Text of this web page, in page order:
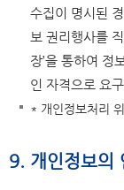
수집이 명시된
보 권리행사를
장’을 통하여 정
인 자격으로 요
* 개인정보처리
9. 개인정보의